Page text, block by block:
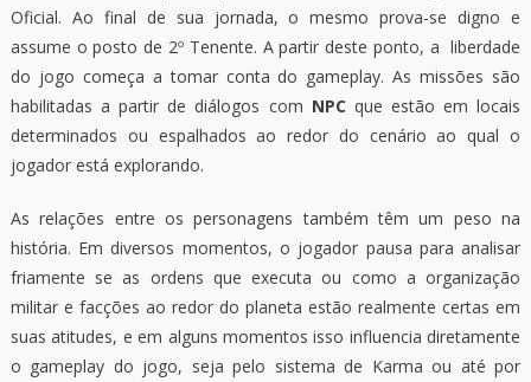
Oficial. Ao final de sua jornada, o mesmo prova-se digno e
assume o posto de 2º Tenente. A partir deste ponto, a liberdade
do jogo começa a tomar conta do gameplay. As missões são
habilitadas a partir de diálogos com NPCque estão em locais
determinados ou espalhados ao redor do cenário ao qual o
jogador está explorando.
As relações entre os personagens também têm um peso na
história. Em diversos momentos, o jogador pausa para analisar
friamente se as ordens que executa ou como a organização
militar e facções ao redor do planeta estão realmente certas em
suas atitudes, e em alguns momentos isso influencia diretamente
o gameplay do jogo, seja pelo sistema de Karma ou até por